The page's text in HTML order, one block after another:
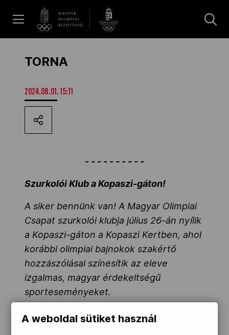
Hírek
Galéria
Dakar 2026
MOB
Kettőskarrier-program
NOB
Társszervezetek
TORNA
2024.08.01. 15:11
- - - - - - - - - -
Szurkolói Klub a Kopaszi-gáton!
A siker bennünk van! A Magyar Olimpiai
Csapat szurkolói klubja július 26-án nyílik
a Kopaszi-gáton a Kopaszi Kertben, ahol
korábbi olimpiai bajnokok szakértő
hozzászólásai színesítik az eleve
izgalmas, magyar érdekeltségű
sporteseményeket.
A MOB érdekes kerekasztal-
A weboldal sütiket használ